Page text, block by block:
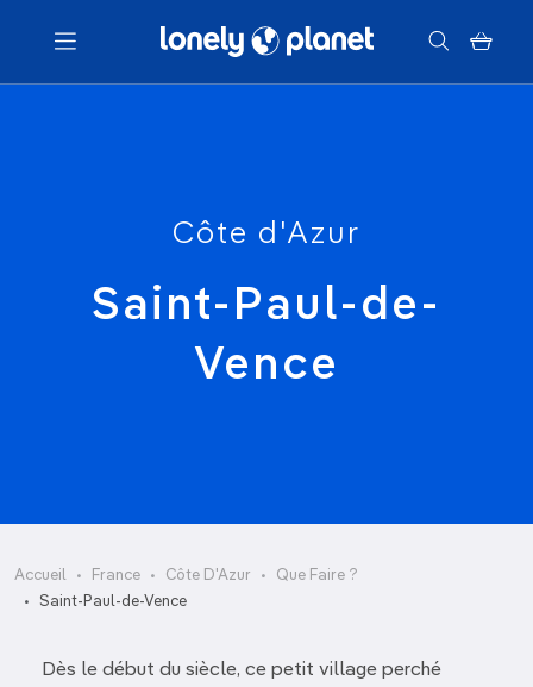
Menu
Côte d'Azur
Saint-Paul-de-
Vence
Accueil France Côte D'Azur
Que Faire ?
Saint-Paul-de-Vence
Dès le début du siècle, ce petit village perché